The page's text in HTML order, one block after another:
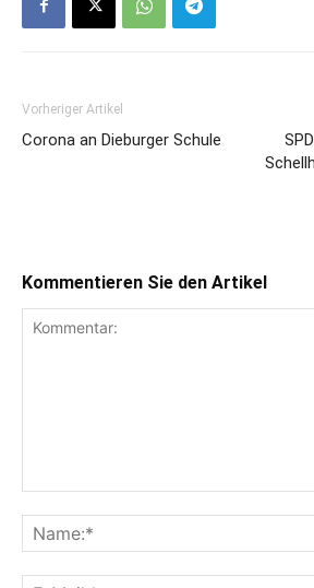
Vorheriger Artikel
Corona an Dieburger Schule
Kommentieren Sie den Artikel